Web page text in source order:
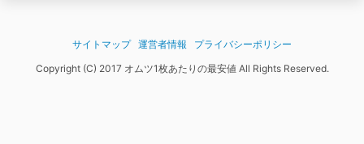
サイトマップ 運営者情報
プライバシーポリシー
Copyright (C) 2017 オムツ1枚あたりの最安値 All Rights Reserved.